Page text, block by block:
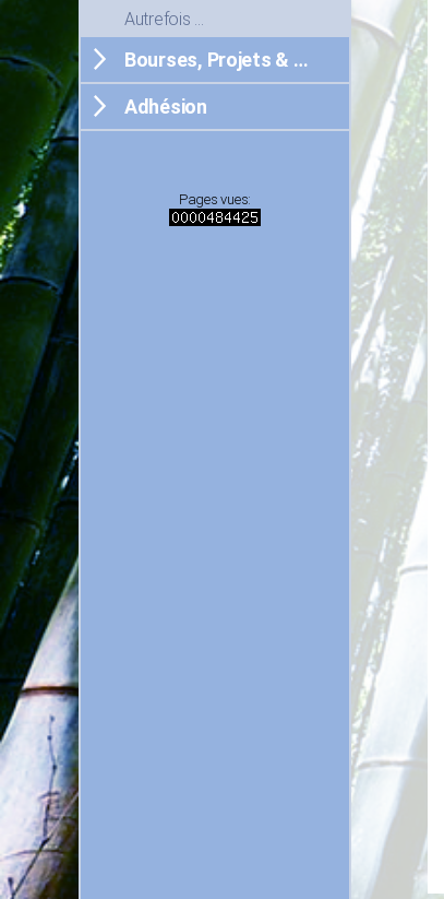
Autrefois …
Bourses, Projets & …
Adhésion
Pages vues: